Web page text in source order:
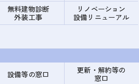
無料建物診断
外装工事
リノベーション
設備リニューアル
設備等の窓口
更新・解約等の
窓口